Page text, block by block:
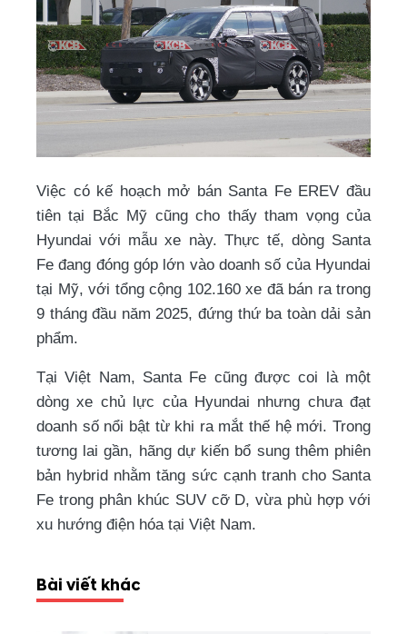
Việc có kế hoạch mở bán Santa Fe EREV đầu
tiên tại Bắc Mỹ cũng cho thấy tham vọng của
Hyundai với mẫu xe này. Thực tế, dòng Santa
Fe đang đóng góp lớn vào doanh số của Hyundai
tại Mỹ, với tổng cộng 102.160 xe đã bán ra trong
9 tháng đầu năm 2025, đứng thứ ba toàn dải sản
phẩm.
Tại Việt Nam, Santa Fe cũng được coi là một
dòng xe chủ lực của Hyundai nhưng chưa đạt
doanh số nổi bật từ khi ra mắt thế hệ mới. Trong
tương lai gần, hãng dự kiến bổ sung thêm phiên
bản hybrid nhằm tăng sức cạnh tranh cho Santa
Fe trong phân khúc SUV cỡ D, vừa phù hợp với
xu hướng điện hóa tại Việt Nam.
Bài viết khác